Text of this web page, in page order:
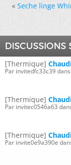
« Seche linge
DISCUSSIONS
[Thermique]
Par invitedfc33c39
[Thermique]
Par invitec0546a63
[Thermique]
Par invite0e9a390e